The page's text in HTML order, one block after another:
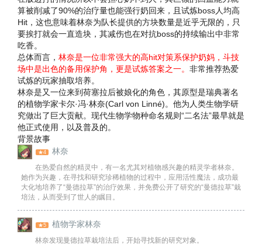
算被削减了90%的治疗量也能强行奶回来，且试炼boss人均高
Hit，这也意味着林奈为队长提供的方块数量是近乎无限的，只
要挨打就会一直造块，其减伤也在对抗boss的持续输出中非常
吃香。
总体而言， 林奈是一位非常强大的高hit对策系保护奶妈，斗技
场中是出色的备用保护角，更是试炼答案之一。 非常推荐热爱
试炼的玩家抽取培养。
林奈是又一位来到荷塞拉后被娘化的角色，其原型是瑞典著名
的植物学家卡尔·冯·林奈(Carl von Linné)。他为人类生物学研
究做出了巨大贡献。现代生物学物种命名规则“二名法”最早就是
他正式使用，以及普及的。
背景故事
★4 林奈
在热爱自然的精灵中，有一名尤其对植物感兴趣的精灵学者林奈。
她作为兴趣，在寻找和研究珍稀植物的过程中，应用活性魔法，成功最
大化地培养了“曼德拉草”的治疗效果，并免费公开了研究的“曼德拉草”栽
培法，从而受到了世人的瞩目。
★5 植物学家林奈
林奈发现曼德拉草栽培法后，开始寻找新的研究对象。